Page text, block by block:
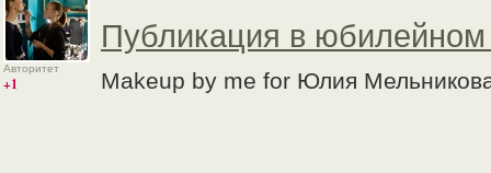
Авторитет
+1
Публикация в
Makeup by me for Юлия